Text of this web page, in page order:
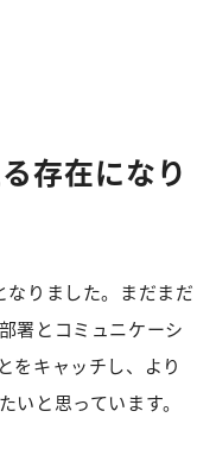
存在になり
なりました。まだまだ
署とコミュニケーシ
をキャッチし、より
と思っています。